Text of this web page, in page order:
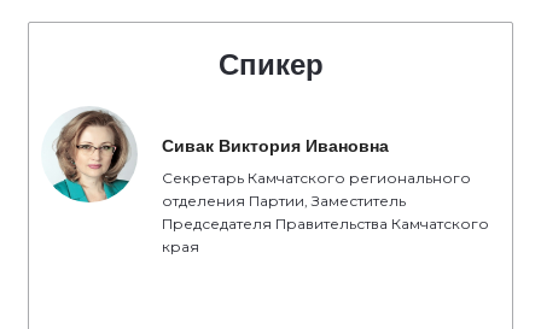
Спикер
Сивак Виктория Ивановна
Секретарь Камчатского регионального
отделения Партии, Заместитель
Председателя Правительства Камчатского
края